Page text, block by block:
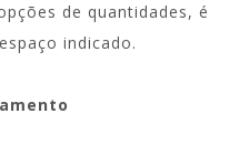
de quantidades, é
indicado.